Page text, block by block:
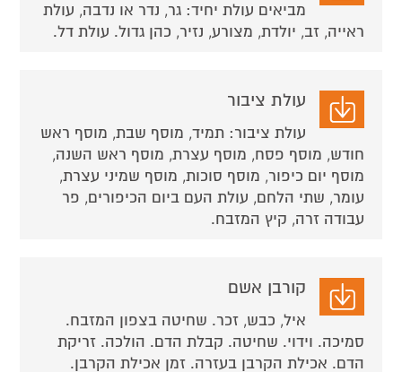
מביאים עולת יחיד: גר, נדר או נדבה, עולת
ראייה, זב, יולדת, מצורע, נזיר, כהן גדול. עולת דל.
עולת ציבור
עולת ציבור: תמיד, מוסף שבת, מוסף ראש
חודש, מוסף פסח, מוסף עצרת, מוסף ראש השנה,
מוסף יום כיפור, מוסף סוכות, מוסף שמיני עצרת,
עומר, שתי הלחם, עולת העם ביום הכיפורים, פר
עבודה זרה, קיץ המזבח.
קורבן אשם
איל, כבש, זכר. שחיטה בצפון המזבח.
סמיכה. וידוי. שחיטה. קבלת הדם. הולכה. זריקת
הדם. אכילת הקרבן בעזרה. זמן אכילת הקרבן.